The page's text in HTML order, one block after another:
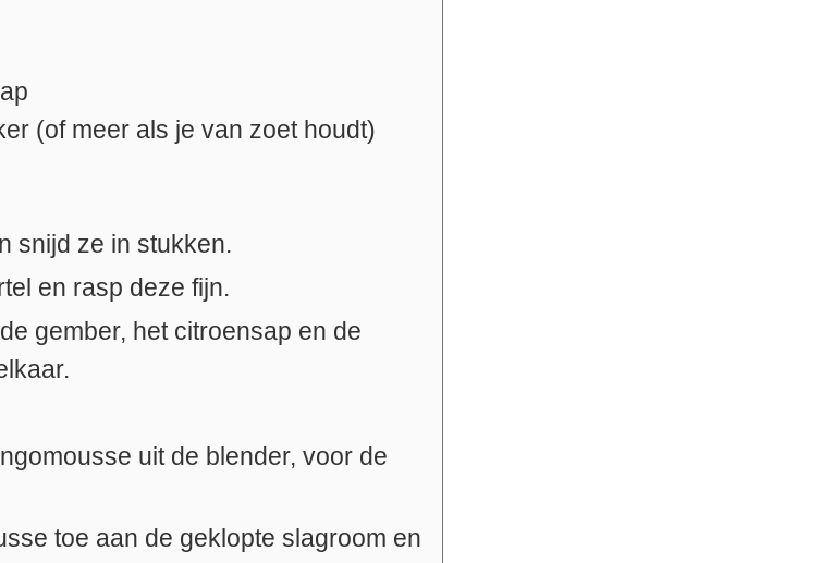
(of meer als je van zoet houdt)
snijd ze in stukken.
en rasp deze fijn.
gember, het citroensap en de
uit de blender, voor de
toe aan de geklopte slagroom en